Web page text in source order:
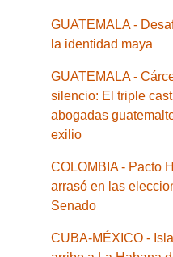
GUATEMALA -
la identidad maya
GUATEMALA -
silencio: El triple
abogadas
exilio
COLOMBIA - Pacto
arrasó en las
Senado
CUBA-MÉXICO -